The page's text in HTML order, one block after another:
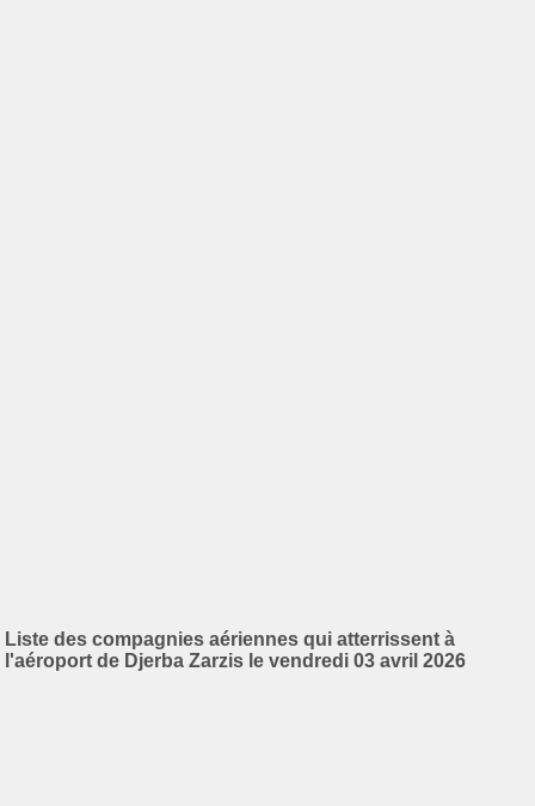
Liste des compagnies aériennes qui atterrissent à
l'aéroport de Djerba Zarzis le vendredi 03 avril 2026